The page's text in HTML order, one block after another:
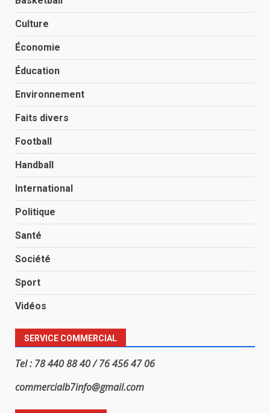
Culture
Économie
Éducation
Environnement
Faits divers
Football
Handball
International
Politique
Santé
Société
Sport
Vidéos
SERVICE COMMERCIAL
Tel : 78 440 88 40 / 76 456 47 06
commercialb7info@gmail.com